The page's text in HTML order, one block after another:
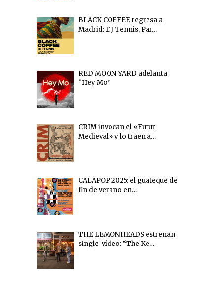
BLACK COFFEE regresa a
Madrid: DJ Tennis, Par…
RED MOON YARD adelanta
“Hey Mo”
CRIM invocan el «Futur
Medieval» y lo traen a…
CALAPOP 2025: el guateque de
fin de verano en…
THE LEMONHEADS estrenan
single-vídeo: “The Ke…